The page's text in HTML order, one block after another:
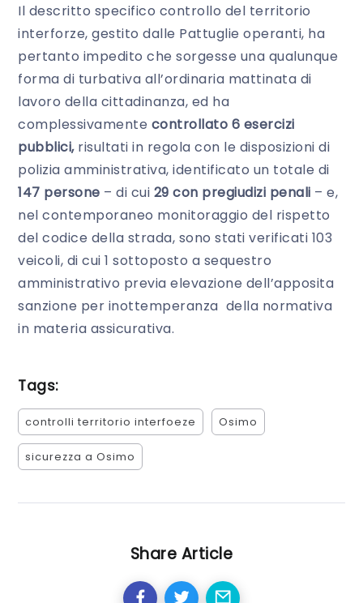
Il descritto specifico controllo del territorio
interforze, gestito dalle Pattuglie operanti, ha
pertanto impedito che sorgesse una qualunque
forma di turbativa all’ordinaria mattinata di
lavoro della cittadinanza, ed ha
complessivamente controllato 6 esercizi
pubblici,risultati in regola con le disposizioni di
polizia amministrativa, identificato un totale di
147 persone – di cui 29 con pregiudizi penali – e,
nel contemporaneo monitoraggio del rispetto
del codice della strada, sono stati verificati 103
veicoli, di cui 1 sottoposto a sequestro
amministrativo previa elevazione dell’apposita
sanzione per inottemperanza della normativa
in materia assicurativa.
Tags:
controlli territorio interfoeze Osimo
sicurezza a Osimo
Share Article